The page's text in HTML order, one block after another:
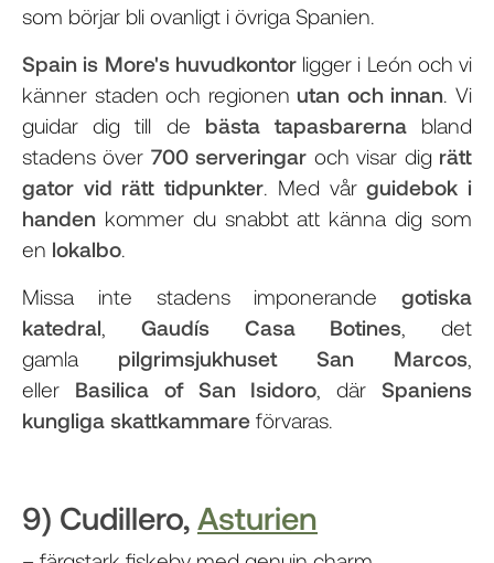
som börjar bli ovanligt i övriga Spanien.
Spain is More's huvudkontorligger i León och vi
känner staden och regionenutan och innan. Vi
guidar dig till de bästa tapasbarernabland
stadens över 700 serveringar och visar dig rätt
gator vid rätt tidpunkter. Med vårguidebok i
handen kommer du snabbt att känna dig som
en lokalbo.
Missa inte stadens imponerande gotiska
katedral, Gaudís Casa Botines, det
gamla pilgrimsjukhuset San Marcos,
eller Basilica of San Isidoro, därSpaniens
kungliga skattkammare förvaras.
9) Cudillero, Asturien